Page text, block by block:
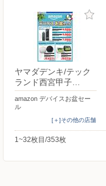
ヤマダデンキ/テック
ランド西宮甲子…
amazon デバイスお盆セー
ル
[＋]その他の店舗
1~32枚目/353枚